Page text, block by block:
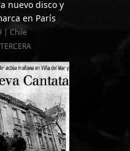
nuevo disco y
en París
| Chile